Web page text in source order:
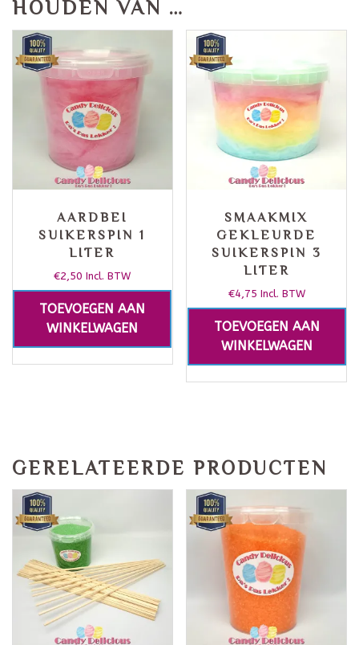
HOUDEN VAN …
AARDBEI
SUIKERSPIN 1
LITER
€2,50 Incl. BTW
TOEVOEGEN AAN
WINKELWAGEN
SMAAKMIX
GEKLEURDE
SUIKERSPIN 3
LITER
€4,75 Incl. BTW
TOEVOEGEN AAN
WINKELWAGEN
GERELATEERDE PRODUCTEN